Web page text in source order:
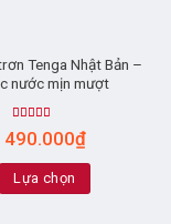
Tenga Nhật Bản –
nước mịn mượt
Rated5.00
out of 5
490.000₫
Lựa chọn